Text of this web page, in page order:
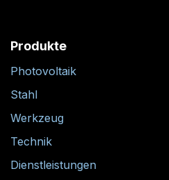
Produkte
Photovoltaik
Stahl
Werkzeug
Technik
Dienstleistungen